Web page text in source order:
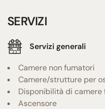
SERVIZI
Servizi generali
Camere non fumatori
Camere/strutture per
Disponibilità di camere
Ascensore